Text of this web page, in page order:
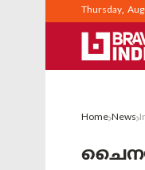
Thursday,
Home News